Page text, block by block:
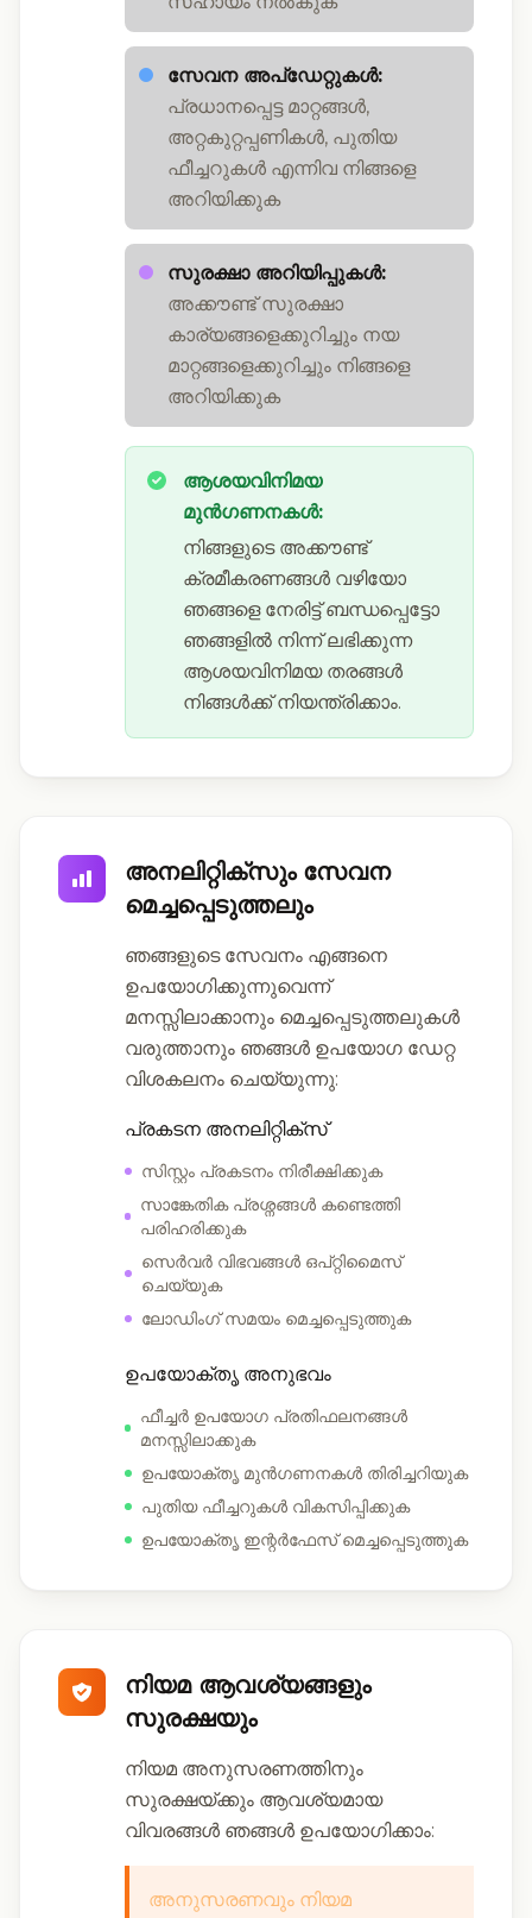
സേവന അപ്ഡേറ്റുകൾ:
പ്രധാനപ്പെട്ട മാറ്റങ്ങൾ,
അറ്റകുറ്റപ്പണികൾ, പുതിയ
ഫീച്ചറുകൾ എന്നിവ നിങ്ങളെ
അറിയിക്കുക
സുരക്ഷാ അറിയിപ്പുകൾ:
അക്കൗണ്ട് സുരക്ഷാ
കാര്യങ്ങളെക്കുറിച്ചും നയ
മാറ്റങ്ങളെക്കുറിച്ചും നിങ്ങളെ
അറിയിക്കുക
ആശയവിനിമയ
മുൻഗണനകൾ:
നിങ്ങളുടെ അക്കൗണ്ട്
ക്രമീകരണങ്ങൾ വഴിയോ
ഞങ്ങളെ നേരിട്ട് ബന്ധപ്പെട്ടോ
ഞങ്ങളിൽ നിന്ന് ലഭിക്കുന്ന
ആശയവിനിമയ തരങ്ങൾ
നിങ്ങൾക്ക് നിയന്ത്രിക്കാം.
അനലിറ്റിക്സും സേവന
മെച്ചപ്പെടുത്തലും
ഞങ്ങളുടെ സേവനം എങ്ങനെ
ഉപയോഗിക്കുന്നുവെന്ന്
മനസ്സിലാക്കാനും മെച്ചപ്പെടുത്തലുകൾ
വരുത്താനും ഞങ്ങൾ ഉപയോഗ ഡേറ്റ
വിശകലനം ചെയ്യുന്നു:
പ്രകടന അനലിറ്റിക്സ്
സിസ്റ്റം പ്രകടനം നിരീക്ഷിക്കുക
സാങ്കേതിക പ്രശ്നങ്ങൾ കണ്ടെത്തി
പരിഹരിക്കുക
സെർവർ വിഭവങ്ങൾ ഒപ്റ്റിമൈസ്
ചെയ്യുക
ലോഡിംഗ് സമയം മെച്ചപ്പെടുത്തുക
ഉപയോക്തൃ അനുഭവം
ഫീച്ചർ ഉപയോഗ പ്രതിഫലനങ്ങൾ
മനസ്സിലാക്കുക
ഉപയോക്തൃ മുൻഗണനകൾ തിരിച്ചറിയുക
പുതിയ ഫീച്ചറുകൾ വികസിപ്പിക്കുക
ഉപയോക്തൃ ഇന്റർഫേസ് മെച്ചപ്പെടുത്തുക
നിയമ ആവശ്യങ്ങളും
സുരക്ഷയും
നിയമ അനുസരണത്തിനും
സുരക്ഷയ്ക്കും ആവശ്യമായ
വിവരങ്ങൾ ഞങ്ങൾ ഉപയോഗിക്കാം:
അനുസരണവും നിയമ